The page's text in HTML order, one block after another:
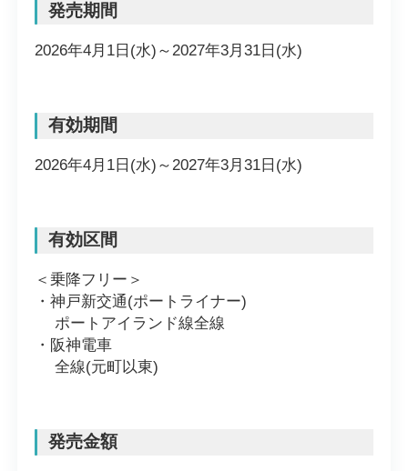
発売期間
2026年4月1日(水)～2027年3月31日(水)
有効期間
2026年4月1日(水)～2027年3月31日(水)
有効区間
＜乗降フリー＞
・神戸新交通(ポートライナー)
ポートアイランド線全線
・阪神電車
全線(元町以東)
発売金額